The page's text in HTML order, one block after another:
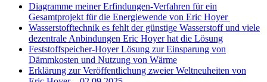
Diagramme meiner Erfindungen-Verfahren für ein
Gesamtprojekt für die Energiewende von Eric Hoyer
Wasserstofftechnik es fehlt der günstige Wasserstoff und viele
dezentrale Anbindungen Eric Hoyer hat die Lösung
Feststoffspeicher-Hoyer Lösung zur Einsparung von
Dämmkosten und Nutzung von Wärme
Erklärung zur Veröffentlichung zweier Weltneuheiten von